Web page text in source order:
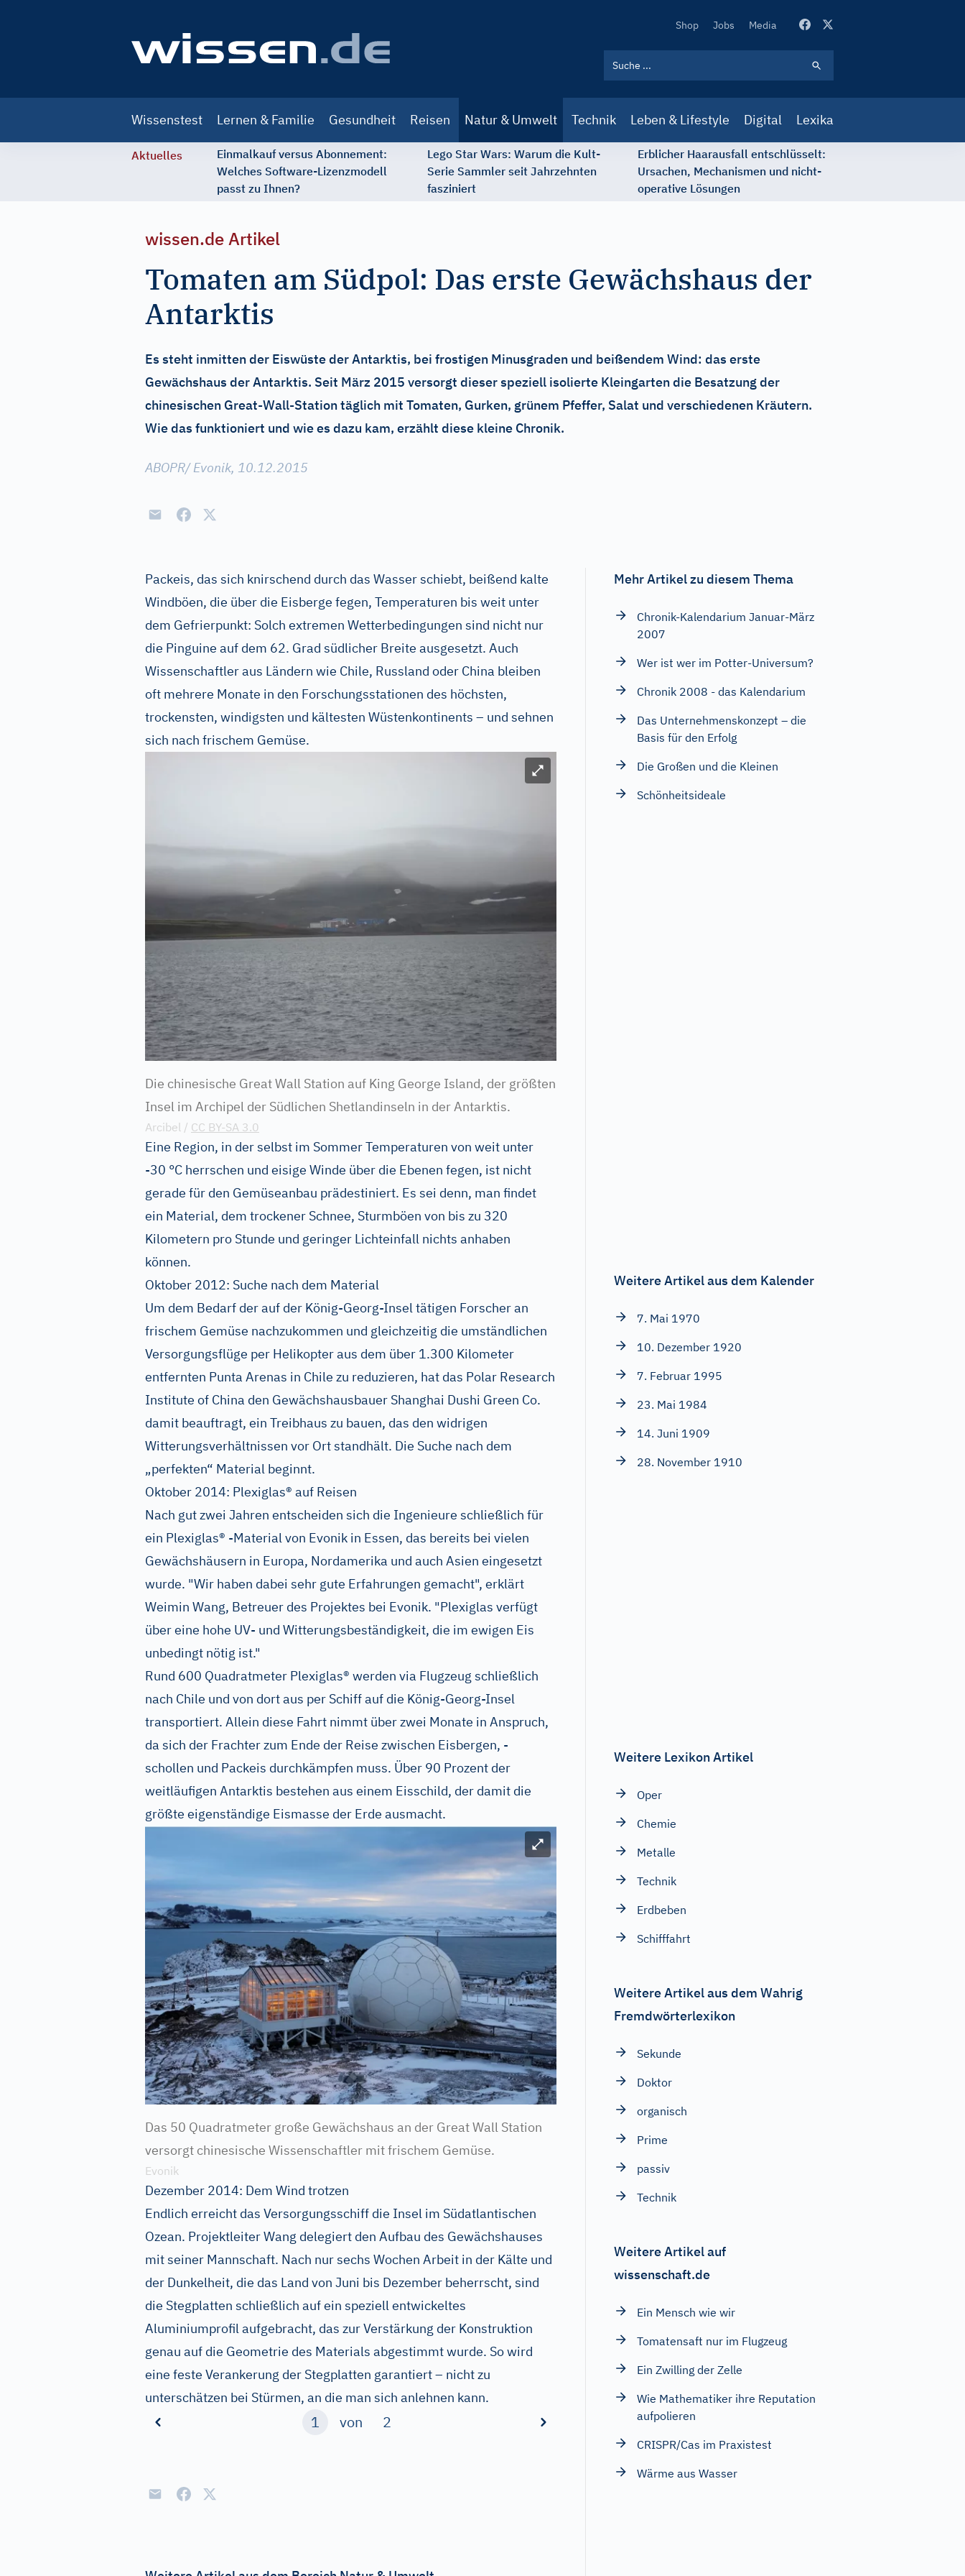
Secondary
Shop Jobs Media
navigation
Wissenstest Lernen & Familie Gesundheit Reisen Natur & Umwelt Technik Leben & Lifestyle Digital Lexika
Aktuelles
Einmalkauf versus Abonnement:
Welches Software-Lizenzmodell
passt zu Ihnen?
Lego Star Wars: Warum die Kult-
Serie Sammler seit Jahrzehnten
fasziniert
Erblicher Haarausfall entschlüsselt:
Ursachen, Mechanismen und nicht-
operative Lösungen
wissen.de Artikel
Tomaten am Südpol: Das erste Gewächshaus der
Antarktis
Es steht inmitten der Eiswüste der Antarktis, bei frostigen Minusgraden und beißendem Wind: das erste
Gewächshaus der Antarktis. Seit März 2015 versorgt dieser speziell isolierte Kleingarten die Besatzung der
chinesischen Great-Wall-Station täglich mit Tomaten, Gurken, grünem Pfeffer, Salat und verschiedenen Kräutern.
Wie das funktioniert und wie es dazu kam, erzählt diese kleine Chronik.
ABOPR/ Evonik, 10.12.2015
Packeis, das sich knirschend durch das Wasser schiebt, beißend kalte
Windböen, die über die Eisberge fegen, Temperaturen bis weit unter
dem Gefrierpunkt: Solch extremen Wetterbedingungen sind nicht nur
die Pinguine auf dem 62. Grad südlicher Breite ausgesetzt. Auch
Wissenschaftler aus Ländern wie Chile, Russland oder China bleiben
oft mehrere Monate in den Forschungsstationen des höchsten,
trockensten, windigsten und kältesten Wüstenkontinents – und sehnen
sich nach frischem Gemüse.
Bild vergrößern
Die chinesische Great Wall Station auf King George Island, der größten
Insel im Archipel der Südlichen Shetlandinseln in der Antarktis.
Arcibel / CC BY-SA 3.0
Eine Region, in der selbst im Sommer Temperaturen von weit unter
-30 °C herrschen und eisige Winde über die Ebenen fegen, ist nicht
gerade für den Gemüseanbau prädestiniert. Es sei denn, man findet
ein Material, dem trockener Schnee, Sturmböen von bis zu 320
Kilometern pro Stunde und geringer Lichteinfall nichts anhaben
können.
Oktober 2012: Suche nach dem Material
Um dem Bedarf der auf der König-Georg-Insel tätigen Forscher an
frischem Gemüse nachzukommen und gleichzeitig die umständlichen
Versorgungsflüge per Helikopter aus dem über 1.300 Kilometer
entfernten Punta Arenas in Chile zu reduzieren, hat das Polar Research
Institute of China den Gewächshausbauer Shanghai Dushi Green Co.
damit beauftragt, ein Treibhaus zu bauen, das den widrigen
Witterungsverhältnissen vor Ort standhält. Die Suche nach dem
„perfekten“ Material beginnt.
Oktober 2014: Plexiglas® auf Reisen
Nach gut zwei Jahren entscheiden sich die Ingenieure schließlich für
ein Plexiglas® -Material von Evonik in Essen, das bereits bei vielen
Gewächshäusern in Europa, Nordamerika und auch Asien eingesetzt
wurde. "Wir haben dabei sehr gute Erfahrungen gemacht", erklärt
Weimin Wang, Betreuer des Projektes bei Evonik. "Plexiglas verfügt
über eine hohe UV- und Witterungsbeständigkeit, die im ewigen Eis
unbedingt nötig ist."
Rund 600 Quadratmeter Plexiglas® werden via Flugzeug schließlich
nach Chile und von dort aus per Schiff auf die König-Georg-Insel
transportiert. Allein diese Fahrt nimmt über zwei Monate in Anspruch,
da sich der Frachter zum Ende der Reise zwischen Eisbergen, -
schollen und Packeis durchkämpfen muss. Über 90 Prozent der
weitläufigen Antarktis bestehen aus einem Eisschild, der damit die
größte eigenständige Eismasse der Erde ausmacht.
Bild vergrößern
Das 50 Quadratmeter große Gewächshaus an der Great Wall Station
versorgt chinesische Wissenschaftler mit frischem Gemüse.
Evonik
Dezember 2014: Dem Wind trotzen
Endlich erreicht das Versorgungsschiff die Insel im Südatlantischen
Ozean. Projektleiter Wang delegiert den Aufbau des Gewächshauses
mit seiner Mannschaft. Nach nur sechs Wochen Arbeit in der Kälte und
der Dunkelheit, die das Land von Juni bis Dezember beherrscht, sind
die Stegplatten schließlich auf ein speziell entwickeltes
Aluminiumprofil aufgebracht, das zur Verstärkung der Konstruktion
genau auf die Geometrie des Materials abgestimmt wurde. So wird
eine feste Verankerung der Stegplatten garantiert – nicht zu
unterschätzen bei Stürmen, an die man sich anlehnen kann.
1 von 2
Mehr Artikel zu diesem Thema
Chronik-Kalendarium Januar-März
2007
Wer ist wer im Potter-Universum?
Chronik 2008 - das Kalendarium
Das Unternehmenskonzept – die
Basis für den Erfolg
Die Großen und die Kleinen
Schönheitsideale
Weitere Artikel aus dem Kalender
7. Mai 1970
10. Dezember 1920
7. Februar 1995
23. Mai 1984
14. Juni 1909
28. November 1910
Weitere Lexikon Artikel
Oper
Chemie
Metalle
Technik
Erdbeben
Schifffahrt
Weitere Artikel aus dem Wahrig
Fremdwörterlexikon
Sekunde
Doktor
organisch
Prime
passiv
Technik
Weitere Artikel auf
wissenschaft.de
Ein Mensch wie wir
Tomatensaft nur im Flugzeug
Ein Zwilling der Zelle
Wie Mathematiker ihre Reputation
aufpolieren
CRISPR/Cas im Praxistest
Wärme aus Wasser